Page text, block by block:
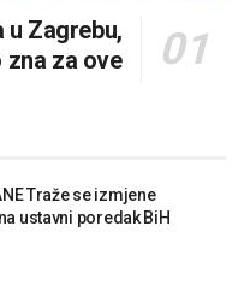
u Zagrebu,
zna za ove
Traže se izmjene
ustavni poredak BiH